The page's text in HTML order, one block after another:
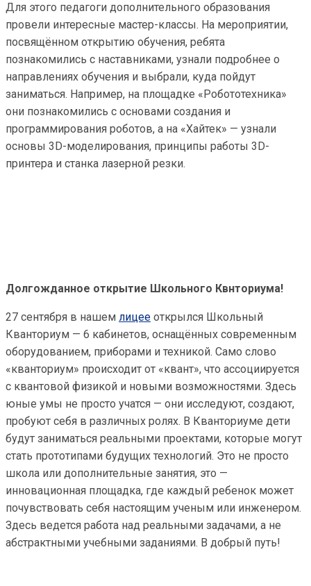
Для этого педагоги дополнительного образования
провели интересные мастер-классы. На мероприятии,
посвящённом открытию обучения, ребята
познакомились с наставниками, узнали подробнее о
направлениях обучения и выбрали, куда пойдут
заниматься. Например, на площадке «Робототехника»
они познакомились с основами создания и
программирования роботов, а на «Хайтек» — узнали
основы 3D-моделирования, принципы работы 3D-
принтера и станка лазерной резки.
Долгожданное открытие Школьного Квнториума!
27 сентября в нашем лицее открылся Школьный
Кванториум — 6 кабинетов, оснащённых современным
оборудованием, приборами и техникой. Само слово
«кванториум» происходит от «квант», что ассоциируется
с квантовой физикой и новыми возможностями. Здесь
юные умы не просто учатся — они исследуют, создают,
пробуют себя в различных ролях. В Кванториуме дети
будут заниматься реальными проектами, которые могут
стать прототипами будущих технологий. Это не просто
школа или дополнительные занятия, это —
инновационная площадка, где каждый ребенок может
почувствовать себя настоящим ученым или инженером.
Здесь ведется работа над реальными задачами, а не
абстрактными учебными заданиями. В добрый путь!